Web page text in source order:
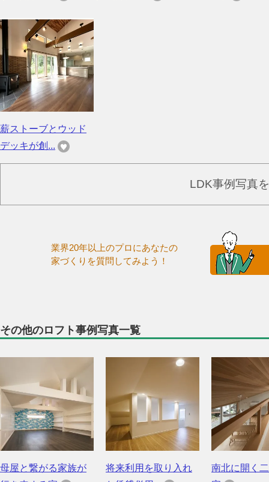
薪ストーブとウッド
デッキが創...
LDK事例写真
業界20年以上のプロにあなたの
家づくりを質問してみよう！
その他のロフト事例写真一覧
母屋と繋がる家族が
将来利用を取り入れ
南北に開く